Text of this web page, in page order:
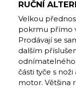
RUČNÍ
Velkou
pokrmu přímo
Prodávají se
dalším
části tyče s
motor. Většina